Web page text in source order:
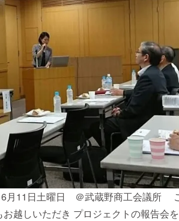
6月11日土曜日 ＠武蔵野商工会議所
越しいただき プロジェクトの報告会を